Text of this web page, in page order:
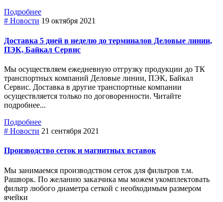
Подробнее
# Новости 19 октября 2021
Доставка 5 дней в неделю до терминалов Деловые линии,
ПЭК, Байкал Сервис
Мы осуществляем ежедневную отгрузку продукции до ТК
транспортных компаний Деловые линии, ПЭК, Байкал
Сервис. Доставка в другие транспортные компании
осуществляется только по договоренности. Читайте
подробнее...
Подробнее
# Новости 21 сентября 2021
Производство сеток и магнитных вставок
Мы занимаемся производством сеток для фильтров т.м.
Рашворк. По желанию заказчика мы можем укомплектовать
фильтр любого диаметра сеткой с необходимым размером
ячейки